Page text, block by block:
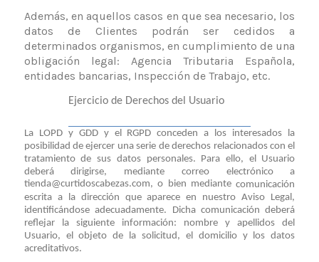
Además, en aquellos casos en que sea necesario, los
datos de Clientes podrán ser cedidos a
determinados organismos, en cumplimiento de una
obligación legal: Agencia Tributaria Española,
entidades bancarias, Inspección de Trabajo, etc.
Ejercicio de Derechos del Usuario
La LOPD y GDD y el RGPD conceden a los interesados la
posibilidad de ejercer una serie de derechos relacionados con el
tratamiento de sus datos personales. Para ello, el Usuario
deberá dirigirse, mediante correo electrónico a
tienda@curtidoscabezas.com, o bien mediantecomunicación
escrita a la dirección que aparece en nuestro Aviso Legal,
identificándose adecuadamente. Dicha comunicación deberá
reflejar la siguiente información: nombre y apellidos del
Usuario, el objeto de la solicitud, el domicilio y los datos
acreditativos.